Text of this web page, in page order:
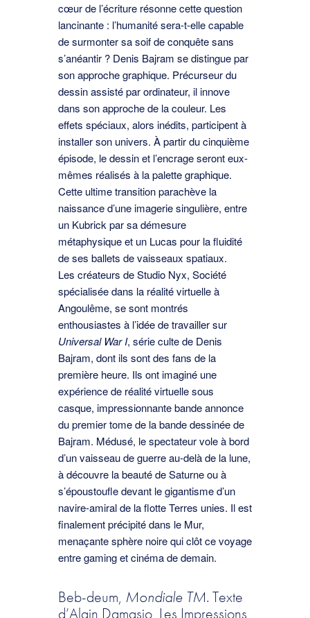
cœur de l’écriture résonne cette question
lancinante : l’humanité sera-t-elle capable
de surmonter sa soif de conquête sans
s’anéantir ? Denis Bajram se distingue par
son approche graphique. Précurseur du
dessin assisté par ordinateur, il innove
dans son approche de la couleur. Les
effets spéciaux, alors inédits, participent à
installer son univers. À partir du cinquième
épisode, le dessin et l’encrage seront eux-
mêmes réalisés à la palette graphique.
Cette ultime transition parachève la
naissance d’une imagerie singulière, entre
un Kubrick par sa démesure
métaphysique et un Lucas pour la fluidité
de ses ballets de vaisseaux spatiaux.
Les créateurs de Studio Nyx, Société
spécialisée dans la réalité virtuelle à
Angoulême, se sont montrés
enthousiastes à l’idée de travailler sur
Universal War I, série culte de Denis
Bajram, dont ils sont des fans de la
première heure. Ils ont imaginé une
expérience de réalité virtuelle sous
casque, impressionnante bande annonce
du premier tome de la bande dessinée de
Bajram. Médusé, le spectateur vole à bord
d’un vaisseau de guerre au-delà de la lune,
à découvre la beauté de Saturne ou à
s’époustoufle devant le gigantisme d’un
navire-amiral de la flotte Terres unies. Il est
finalement précipité dans le Mur,
menaçante sphère noire qui clôt ce voyage
entre gaming et cinéma de demain.
Beb-deum, Mondiale TM. Texte
d’Alain Damasio, Les Impressions